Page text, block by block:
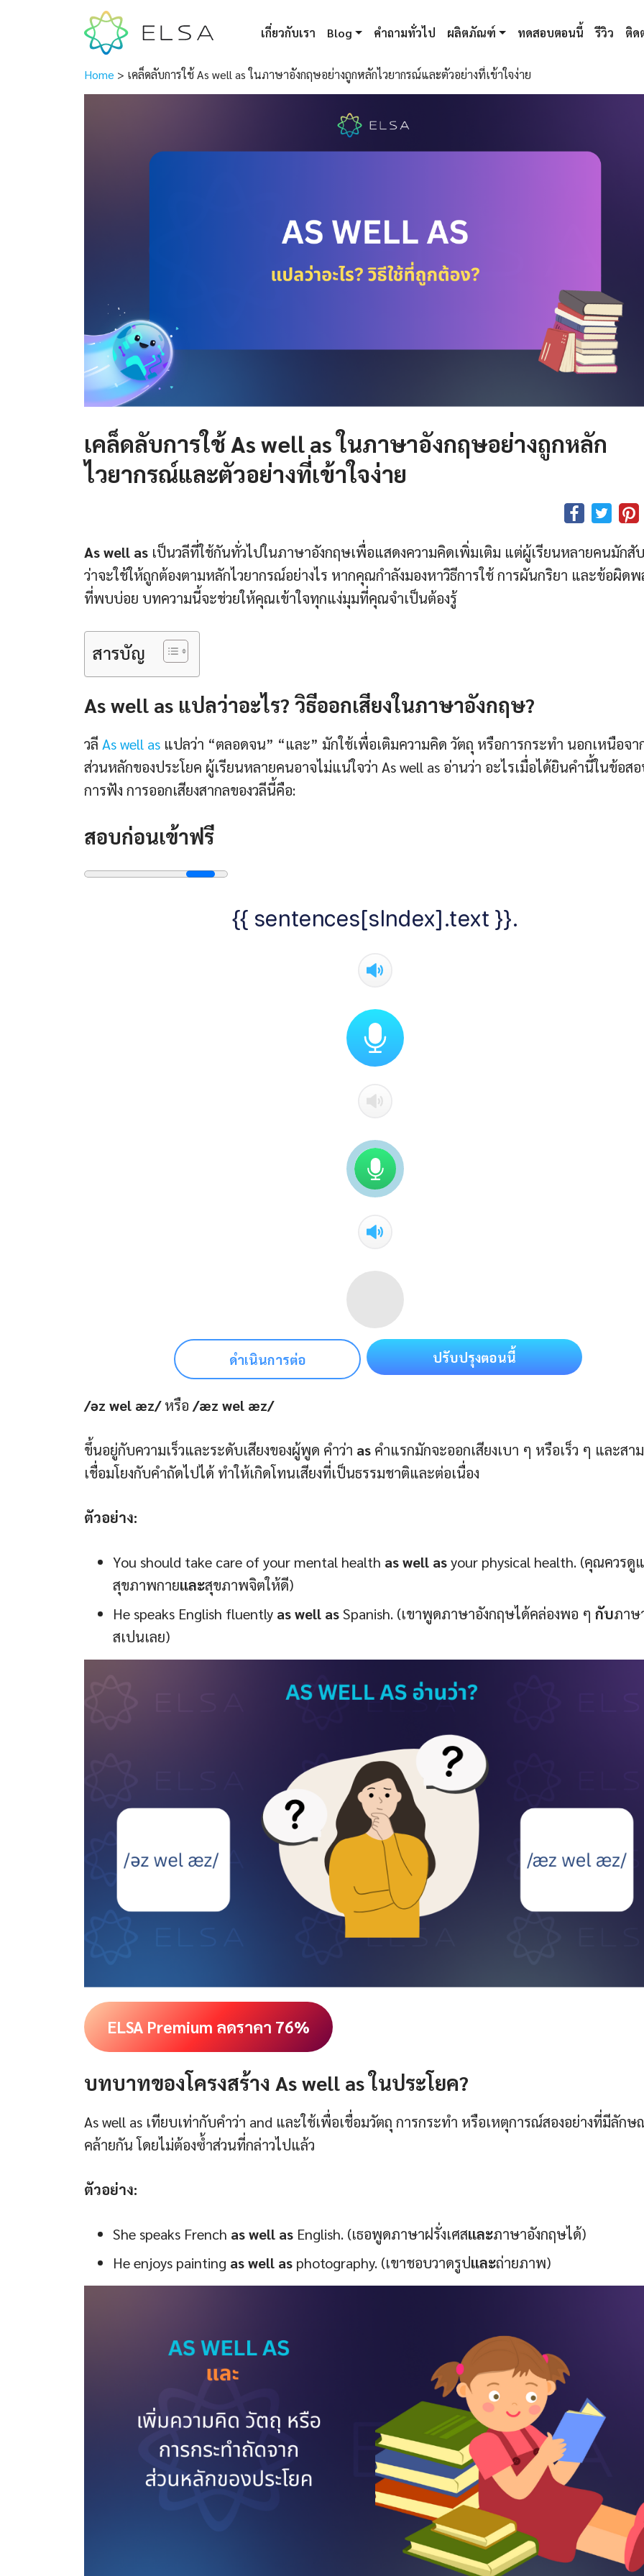
เกี่ยวกับเรา Blog คำถามทั่วไป ผลิตภัณฑ์ ทดสอบตอนนี้ รีวิว ติด
Home > เคล็ดลับการใช้ As well as ในภาษาอังกฤษอย่างถูกหลักไวยากรณ์และตัวอย่างที่เข้าใจง่าย
เคล็ดลับการใช้As well asในภาษาอังกฤษอย่างถูกหลัก
ไวยากรณ์และตัวอย่างที่เข้าใจง่าย
As well as เป็นวลีที่ใช้กันทั่วไปในภาษาอังกฤษเพื่อแสดงความคิดเพิ่มเติม แต่ผู้เรียนหลายคนมักสั
ว่าจะใช้ให้ถูกต้องตามหลักไวยากรณ์อย่างไร หากคุณกำลังมองหาวิธีการใช้ การผันกริยา และข้อผิด
ที่พบบ่อย บทความนี้จะช่วยให้คุณเข้าใจทุกแง่มุมที่คุณจำเป็นต้องรู้
สารบัญ
As well as แปลว่าอะไร? วิธีออกเสียงในภาษาอังกฤษ?
วลี As well as แปลว่า “ตลอดจน” “และ” มักใช้เพื่อเติมความคิด วัตถุ หรือการกระทำ นอกเหนือจา
ส่วนหลักของประโยค ผู้เรียนหลายคนอาจไม่แน่ใจว่า As well as อ่านว่า อะไรเมื่อได้ยินคำนี้ในข้อส
การฟัง การออกเสียงสากลของวลีนี้คือ:
สอบก่อนเข้าฟรี
{{ sentences[sIndex].text }}.
ดำเนินการต่อ ปรับปรุงตอนนี้
/əz wel æz/หรือ /æz wel æz/
ขึ้นอยู่กับความเร็วและระดับเสียงของผู้พูด คำว่า as คําแรกมักจะออกเสียงเบา ๆ หรือเร็ว ๆ และสา
เชื่อมโยงกับคำถัดไปได้ ทำให้เกิดโทนเสียงที่เป็นธรรมชาติและต่อเนื่อง
ตัวอย่าง:
You should take care of your mental health as well asyour physical health. (คุณควรดู
สุขภาพกายและสุขภาพจิตให้ดี)
He speaks English fluently as well asSpanish. (เขาพูดภาษาอังกฤษได้คล่องพอ ๆ กับภาษ
สเปนเลย)
ELSA Premium ลดราคา 76%
บทบาทของโครงสร้าง As well as ในประโยค?
As well as เทียบเท่ากับคำว่า and และใช้เพื่อเชื่อมวัตถุ การกระทำ หรือเหตุการณ์สองอย่างที่มีลัก
คล้ายกัน โดยไม่ต้องซ้ำส่วนที่กล่าวไปแล้ว
ตัวอย่าง:
She speaks French as well as English. (เธอพูดภาษาฝรั่งเศสและภาษาอังกฤษได้)
He enjoys painting as well as photography. (เขาชอบวาดรูปและถ่ายภาพ)